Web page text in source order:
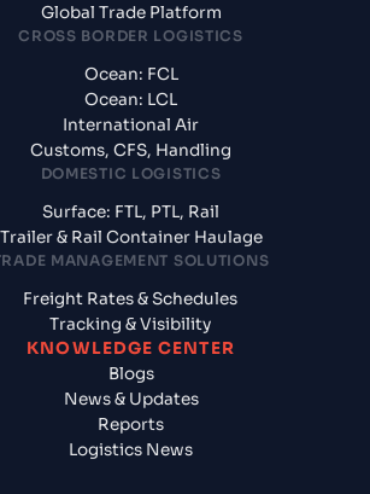
Global Trade Platform
CROSS BORDER LOGISTICS
Ocean: FCL
Ocean: LCL
International Air
Customs, CFS, Handling
DOMESTIC LOGISTICS
Surface: FTL, PTL, Rail
Trailer & Rail Container Haulage
MANAGEMENT SOLUTIONS
Freight Rates & Schedules
Tracking & Visibility
KNOWLEDGE CENTER
Blogs
News & Updates
Reports
Logistics News